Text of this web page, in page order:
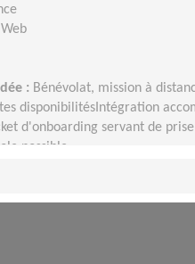
: Bénévolat, mission à
disponibilitésIntégration
d'onboarding servant de
possible